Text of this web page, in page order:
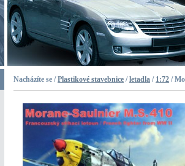
Nacházíte se /Plastikové stavebnice /letadla / 1:72 /